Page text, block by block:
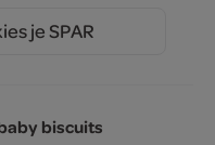
je SPAR
biscuits